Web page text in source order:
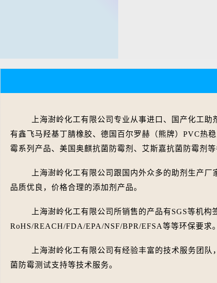
上海澍岭化工有限公司专业从事进口、国产化工
有鑫飞马羟基丁腈橡胶、德国百尔罗赫（熊牌）PVC热
霉系列产品、美国奥麒抗菌防霉剂、艾斯嘉抗菌防霉剂
上海澍岭化工有限公司跟国内外众多的助剂生产
品质优良，价格合理的添加剂产品。
上海澍岭化工有限公司所销售的产品有SGS等机构
RoHS/REACH/FDA/EPA/NSF/BPR/EFSA等等环保要求
上海澍岭化工有限公司有经验丰富的技术服务团
菌防霉测试支持等技术服务。